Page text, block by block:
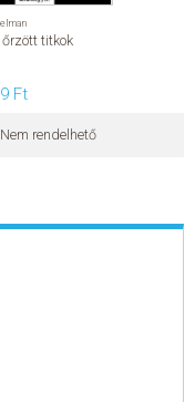
őrzött titkok
Ft
Nem rendelhető